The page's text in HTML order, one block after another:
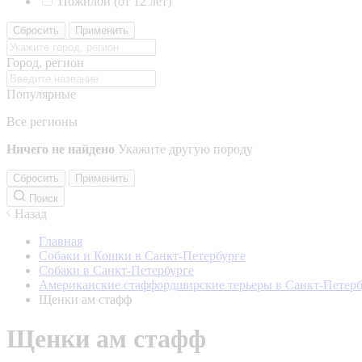
Сбросить Применить
Город, регион
Популярные
Все регионы
Ничего не найдено Укажите другую породу
Сбросить
Применить
Поиск
Назад
Главная
Собаки и Кошки в Санкт-Петербурге
Собаки в Санкт-Петербурге
Американские стаффордширские терьеры в Санкт-
Щенки ам стафф
Щенки ам стафф